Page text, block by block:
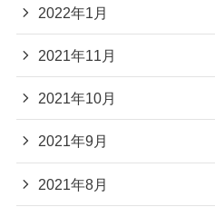
2022年1月
2021年11月
2021年10月
2021年9月
2021年8月